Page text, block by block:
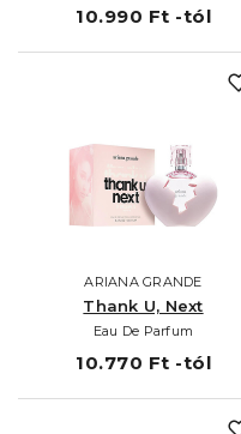
10.990 Ft -tól
ARIANA GRANDE
Thank U, Next
Eau De Parfum
10.770 Ft -tól